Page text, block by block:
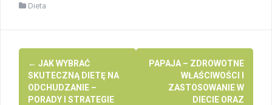
Dieta
Post
navigation
← JAK WYBRAĆ
SKUTECZNĄ DIETĘ NA
ODCHUDZANIE –
PORADY I STRATEGIE
PAPAJA – ZDROWOTNE
WŁAŚCIWOŚCI I
ZASTOSOWANIE W
DIECIE ORAZ